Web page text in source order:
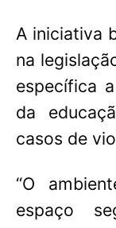
A iniciativa
na
específica
da
casos de
“O
espaço